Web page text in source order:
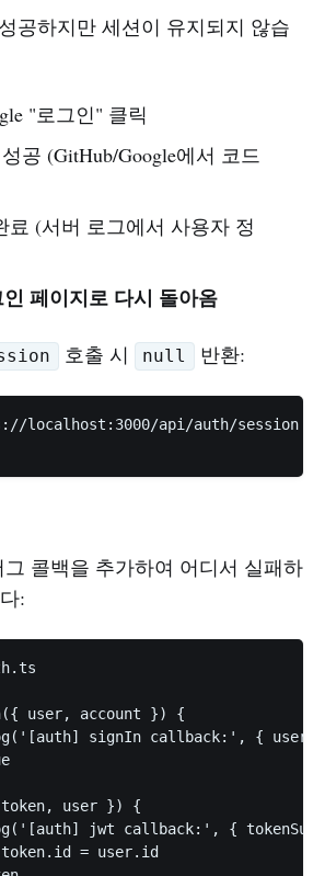
공하지만 세션이 유지되지 않습
"로그인" 클릭
공 (GitHub/Google에서 코드
료 (서버 로그에서 사용자 정
페이지로 다시 돌아옴
호출 시 null 반환:
localhost:3000/api/auth/session
콜백을 추가하여 어디서 실패하
:
user, account }) {
signIn callback:', {
user }) {
jwt callback:', {
= user.id